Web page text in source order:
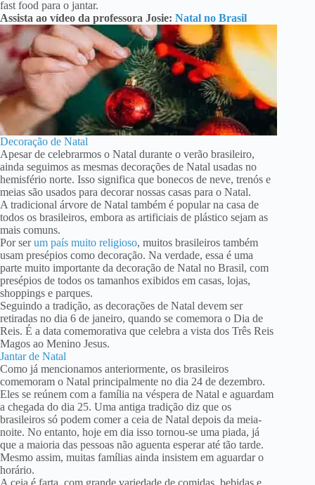
fast food para o jantar.
Assista ao vídeo da professora Josie: Natal no Brasil
Decoração de Natal
Apesar de celebrarmos o Natal durante o verão brasileiro,
ainda seguimos as mesmas decorações de Natal usadas no
hemisfério norte. Isso significa que bonecos de neve, trenós e
meias são usados para decorar nossas casas para o Natal.
A tradicional árvore de Natal também é popular na casa de
todos os brasileiros, embora as artificiais de plástico sejam as
mais comuns.
Por serum país muito religioso, muitos brasileiros também
usam presépios como decoração. Na verdade, essa é uma
parte muito importante da decoração de Natal no Brasil, com
presépios de todos os tamanhos exibidos em casas, lojas,
shoppings e parques.
Seguindo a tradição, as decorações de Natal devem ser
retiradas no dia 6 de janeiro, quando se comemora o Dia de
Reis. É a data comemorativa que celebra a vista dos Três Reis
Magos ao Menino Jesus.
Jantar de Natal
Como já mencionamos anteriormente, os brasileiros
comemoram o Natal principalmente no dia 24 de dezembro.
Eles se reúnem com a família na véspera de Natal e aguardam
a chegada do dia 25. Uma antiga tradição diz que os
brasileiros só podem comer a ceia de Natal depois da meia-
noite. No entanto, hoje em dia isso tornou-se uma piada, já
que a maioria das pessoas não aguenta esperar até tão tarde.
Mesmo assim, muitas famílias ainda insistem em aguardar o
horário.
A ceia é farta, com grande variedade de comidas, bebidas e